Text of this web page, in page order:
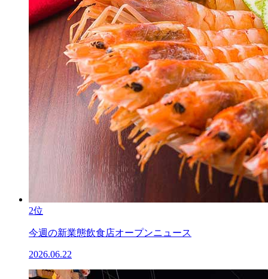
2位
今週の新業態飲食店オープンニュース
2026.06.22